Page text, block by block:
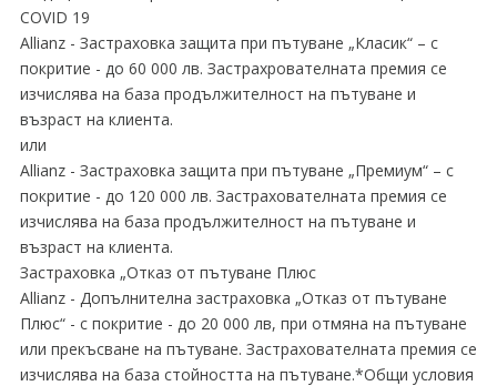
COVID 19
Allianz - Застраховка защита при пътуване „Класик“ – с
покритие - до 60 000 лв. Застрахрователната премия се
изчислява на база продължителност на пътуване и
възраст на клиента.
или
Allianz - Застраховка защита при пътуване „Премиум“ – с
покритие - до 120 000 лв. Застрахователната премия се
изчислява на база продължителност на пътуване и
възраст на клиента.
Застраховка „Отказ от пътуване Плюс
Allianz - Допълнителна застраховка „Отказ от пътуване
Плюс“ - с покритие - до 20 000 лв, при отмяна на пътуване
или прекъсване на пътуване. Застрахователната премия се
изчислява на база стойността на пътуване.*Общи условия